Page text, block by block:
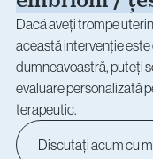
Dacă aveți trompe
această intervenție
dumneavoastră, puteți
evaluare personalizată
terapeutic.
Discutați acum cu